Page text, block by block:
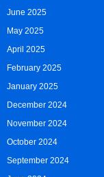
June 2025
May 2025
April 2025
February 2025
January 2025
December 2024
November 2024
October 2024
September 2024